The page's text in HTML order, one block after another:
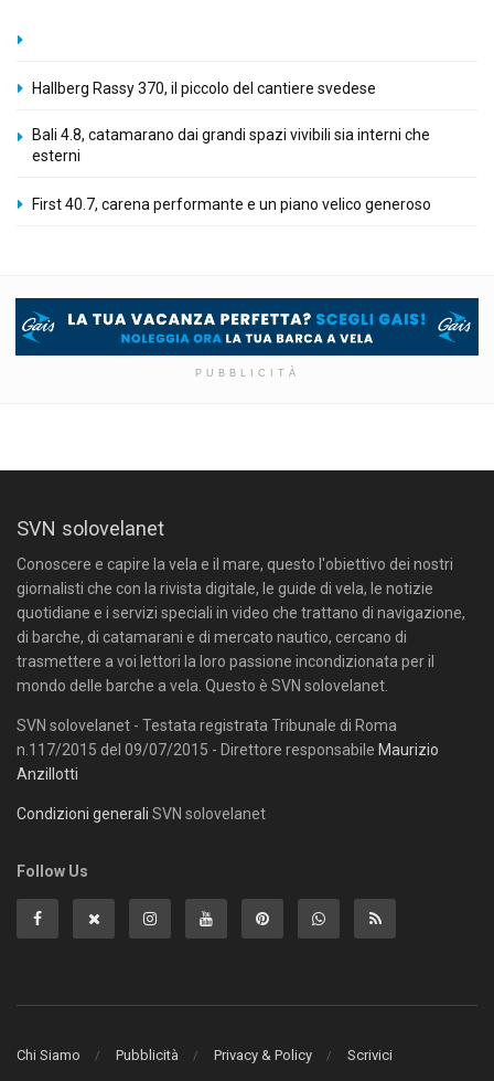
Hallberg Rassy 370, il piccolo del cantiere svedese
Bali 4.8, catamarano dai grandi spazi vivibili sia interni che
esterni
First 40.7, carena performante e un piano velico generoso
PUBBLICITÀ
SVN solovelanet
Conoscere e capire la vela e il mare, questo l'obiettivo dei nostri
giornalisti che con la rivista digitale, le guide di vela, le notizie
quotidiane e i servizi speciali in video che trattano di navigazione,
di barche, di catamarani e di mercato nautico, cercano di
trasmettere a voi lettori la loro passione incondizionata per il
mondo delle barche a vela. Questo è SVN solovelanet.
SVN solovelanet - Testata registrata Tribunale di Roma
n.117/2015 del 09/07/2015 - Direttore responsabile Maurizio
Anzillotti
Condizioni generali SVN solovelanet
Follow Us
Chi Siamo Pubblicità Privacy & Policy Scrivici